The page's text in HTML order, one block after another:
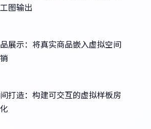
图输出
展示：将真实商品嵌入虚拟空间
打造：构建可交互的虚拟样板房